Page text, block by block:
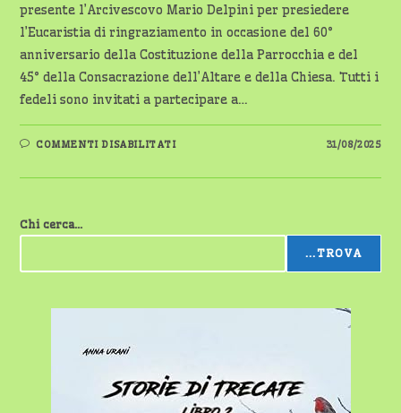
presente l’Arcivescovo Mario Delpini per presiedere
l’Eucaristia di ringraziamento in occasione del 60°
anniversario della Costituzione della Parrocchia e del
45° della Consacrazione dell’Altare e della Chiesa. Tutti i
fedeli sono invitati a partecipare a…
COMMENTI DISABILITATISU
I
SS.
E
E
31/08/2025
Chi cerca...
...TROVA